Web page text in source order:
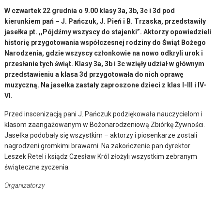
W czwartek 22 grudnia o 9.00 klasy 3a, 3b, 3c i 3d pod
kierunkiem pań – J. Pańczuk, J. Pień i B. Trzaska, przedstawiły
jasełka pt. ,,Pójdźmy wszyscy do stajenki”. Aktorzy opowiedzieli
historię przygotowania współczesnej rodziny do Świąt Bożego
Narodzenia, gdzie wszyscy członkowie na nowo odkryli urok i
przesłanie tych świąt. Klasy 3a, 3b i 3c wzięły udział w głównym
przedstawieniu a klasa 3d przygotowała do nich oprawę
muzyczną. Na jasełka zastały zaproszone dzieci z klas I-III i IV-
VI.
Przed inscenizacją pani J. Pańczuk podziękowała nauczycielom i
klasom zaangażowanym w Bożonarodzeniową Zbiórkę Żywności.
Jasełka podobały się wszystkim – aktorzy i piosenkarze zostali
nagrodzeni gromkimi brawami. Na zakończenie pan dyrektor
Leszek Retel i ksiądz Czesław Król złożyli wszystkim zebranym
świąteczne życzenia.
Organizatorzy